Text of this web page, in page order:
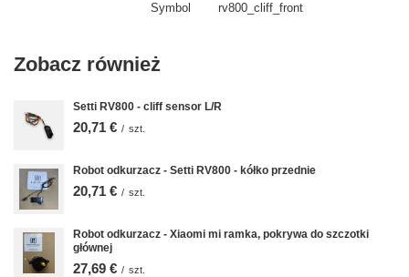
Symbol rv800_cliff_front
Zobacz również
Setti RV800 - cliff sensor L/R
20,71 € / szt.
Robot odkurzacz - Setti RV800 - kółko przednie
20,71 € / szt.
Robot odkurzacz - Xiaomi mi ramka, pokrywa do szczotki
głównej
27,69 € / szt.